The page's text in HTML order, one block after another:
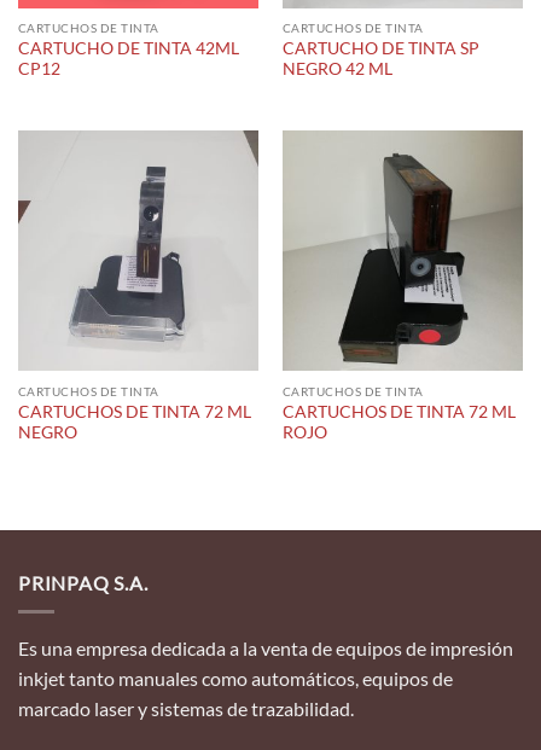
CARTUCHOS DE TINTA
CARTUCHO DE TINTA 42ML
CP12
CARTUCHOS DE TINTA
CARTUCHO DE TINTA SP
NEGRO 42 ML
CARTUCHOS DE TINTA
CARTUCHOS DE TINTA 72 ML
NEGRO
CARTUCHOS DE TINTA
CARTUCHOS DE TINTA 72 ML
ROJO
PRINPAQ S.A.
Es una empresa dedicada a la venta de equipos de impresión
inkjet tanto manuales como automáticos, equipos de
marcado laser y sistemas de trazabilidad.